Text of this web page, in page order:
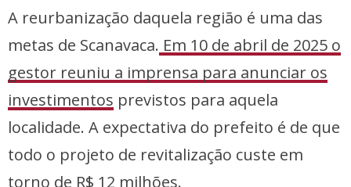
A reurbanização daquela região é uma das
metas de Scanavaca. Em 10 de abril de 2025 o
gestor reuniu a imprensa para anunciar os
investimentos previstos para aquela
localidade. A expectativa do prefeito é de que
todo o projeto de revitalização custe em
torno de R$ 12 milhões.